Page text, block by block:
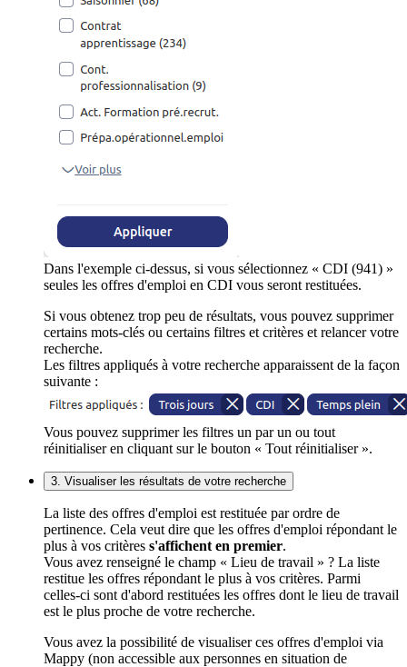
Dans l'exemple ci-dessus, si vous sélectionnez « CDI (941) »
seules les offres d'emploi en CDI vous seront restituées.
Si vous obtenez trop peu de résultats, vous pouvez supprimer
certains mots-clés ou certains filtres et critères et relancer votre
recherche.
Les filtres appliqués à votre recherche apparaissent de la façon
suivante :
Vous pouvez supprimer les filtres un par un ou tout
réinitialiser en cliquant sur le bouton « Tout réinitialiser ».
3. Visualiser les résultats de votre recherche
La liste des offres d'emploi est restituée par ordre de
pertinence. Cela veut dire que les offres d'emploi répondant le
plus à vos critères s'affichent en premier.
Vous avez renseigné le champ « Lieu de travail » ? La liste
restitue les offres répondant le plus à vos critères. Parmi
celles-ci sont d'abord restituées les offres dont le lieu de travail
est le plus proche de votre recherche.
Vous avez la possibilité de visualiser ces offres d'emploi via
Mappy (non accessible aux personnes en situation de